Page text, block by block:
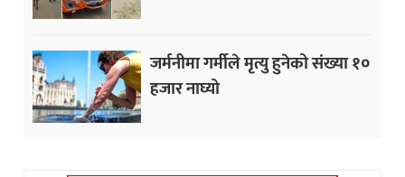
जर्मनीमा गर्मीले मृत्यु हुनेको संख्या १०
हजार नाघ्यो